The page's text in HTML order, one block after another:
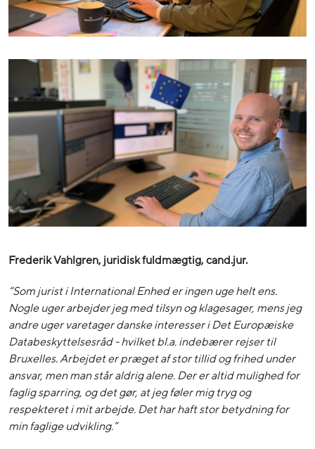
Frederik Vahlgren, juridisk fuldmægtig, cand.jur.
“Som jurist i International Enhed er ingen uge helt ens.
Nogle uger arbejder jeg med tilsyn og klagesager, mens jeg
andre uger varetager danske interesser i Det Europæiske
Databeskyttelsesråd - hvilket bl.a. indebærer rejser til
Bruxelles. Arbejdet er præget af stor tillid og frihed under
ansvar, men man står aldrig alene. Der er altid mulighed for
faglig sparring, og det gør, at jeg føler mig tryg og
respekteret i mit arbejde. Det har haft stor betydning for
min faglige udvikling.”